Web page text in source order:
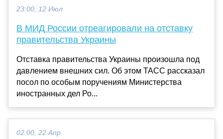
23:00, 12 Июл
В МИД России отреагировали на отставку
правительства Украины
Отставка правительства Украины произошла под
давлением внешних сил. Об этом ТАСС рассказал
посол по особым поручениям Министерства
иностранных дел Ро...
02:00, 22 Апр